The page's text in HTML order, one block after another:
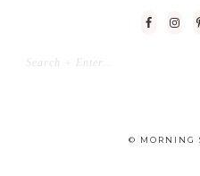
© MORNING